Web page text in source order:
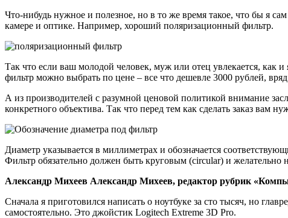
Что-нибудь нужное и полезное, но в то же время такое, что бы я
камере и оптике. Например, хороший поляризационный фильтр.
Так что если ваш молодой человек, муж или отец увлекается, как
фильтр можно выбрать по цене – все что дешевле 3000 рублей,
А из производителей с разумной ценовой политикой внимание
конкретного объектива. Так что перед тем как сделать заказ вам
Диаметр указывается в миллиметрах и обозначается
Фильтр обязательно должен быть круговым (circular) и
Александр Михеев Александр Михеев, редактор рубрик
Сначала я приготовился написать о ноутбуке за сто тысяч, но
самостоятельно. Это джойстик Logitech Extreme 3D Pro.